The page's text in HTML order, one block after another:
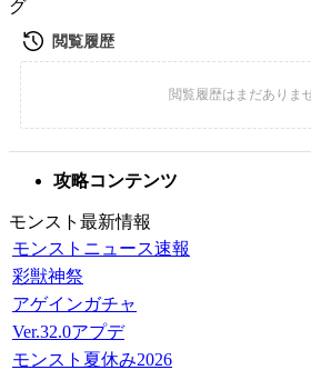
グ
攻略コンテンツ
モンスト最新情報
モンストニュース速報
彩獣神祭
アゲインガチャ
Ver.32.0アプデ
モンスト夏休み2026